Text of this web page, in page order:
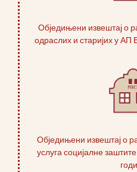
Обједињени извештај о
одраслих и старијих у АП
Обједињени извештај о
услуга социјалне